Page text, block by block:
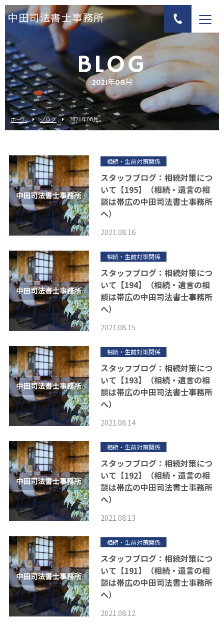
中田司法書士事務所
BLOG
2021年08月
ホーム ブログ 2021年08月
相続・生前対策関係
スタッフブログ：相続対策につ
いて【195】（相続・遺言の相
談は帯広の中田司法書士事務所
へ）
2021.08.16
相続・生前対策関係
スタッフブログ：相続対策につ
いて【194】（相続・遺言の相
談は帯広の中田司法書士事務所
へ）
2021.08.15
相続・生前対策関係
スタッフブログ：相続対策につ
いて【193】（相続・遺言の相
談は帯広の中田司法書士事務所
へ）
2021.08.14
相続・生前対策関係
スタッフブログ：相続対策につ
いて【192】（相続・遺言の相
談は帯広の中田司法書士事務所
へ）
2021.08.13
相続・生前対策関係
スタッフブログ：相続対策につ
いて【191】（相続・遺言の相
談は帯広の中田司法書士事務所
へ）
2021.08.12